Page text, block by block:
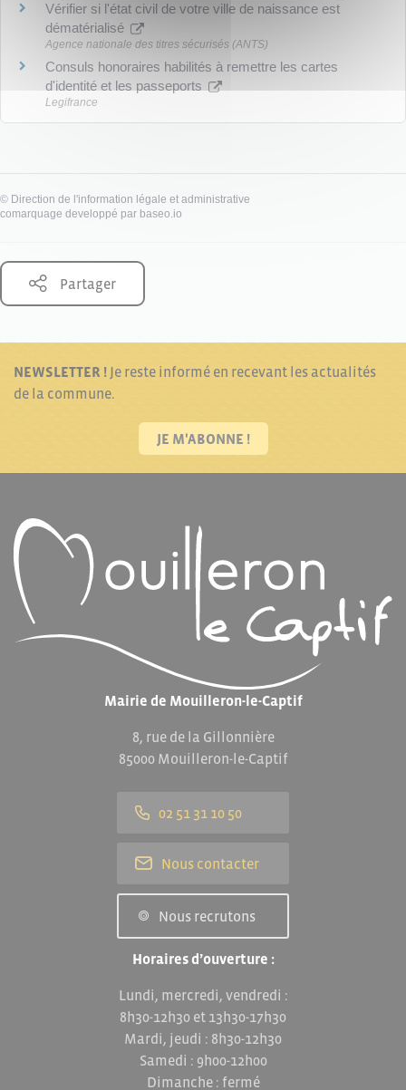
Vérifier si l'état civil de votre ville de naissance est
dématérialisé
Agence nationale des titres sécurisés (ANTS)
Consuls honoraires habilités à remettre les cartes
d'identité et les passeports
Legifrance
© Direction de l'information légale et administrative
comarquage developpé par baseo.io
Partager
NEWSLETTER ! Je reste informé en recevant les actualités
de la commune.
JE M'ABONNE !
Mairie de Mouilleron-le-Captif
8, rue de la Gillonnière
85000 Mouilleron-le-Captif
02 51 31 10 50
Nous contacter
Nous recrutons
Horaires d’ouverture :
Lundi, mercredi, vendredi :
8h30-12h30 et 13h30-17h30
Mardi, jeudi : 8h30-12h30
Samedi : 9h00-12h00
Dimanche : fermé